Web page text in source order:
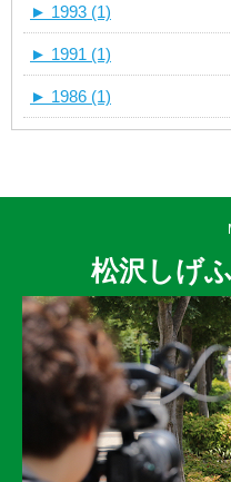
► 1993 (1)
► 1991 (1)
► 1986 (1)
松沢しげ